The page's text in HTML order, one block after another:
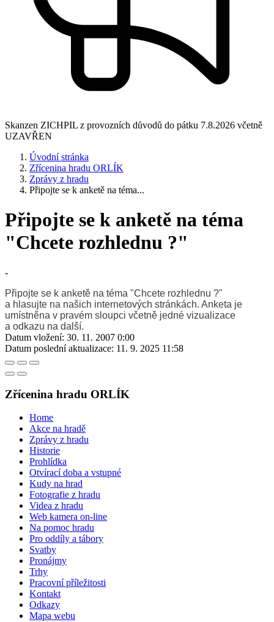
Skanzen ZICHPIL z provozních důvodů do pátku 7.8.2026 včetně
UZAVŘEN
Úvodní stránka
Zřícenina hradu ORLÍK
Zprávy z hradu
Připojte se k anketě na téma...
Připojte se k anketě na téma
"Chcete rozhlednu ?"
-
Připojte se k anketě na téma "Chcete rozhlednu ?"
a hlasujte na našich internetových stránkách. Anketa je
umístněna v pravém sloupci včetně jedné vizualizace
a odkazu na další.
Datum vložení: 30. 11. 2007 0:00
Datum poslední aktualizace: 11. 9. 2025 11:58
Zřícenina hradu ORLÍK
Home
Akce na hradě
Zprávy z hradu
Historie
Prohlídka
Otvírací doba a vstupné
Kudy na hrad
Fotografie z hradu
Videa z hradu
Web kamera on-line
Na pomoc hradu
Pro oddíly a tábory
Svatby
Pronájmy
Trhy
Pracovní příležitosti
Kontakt
Odkazy
Mapa webu